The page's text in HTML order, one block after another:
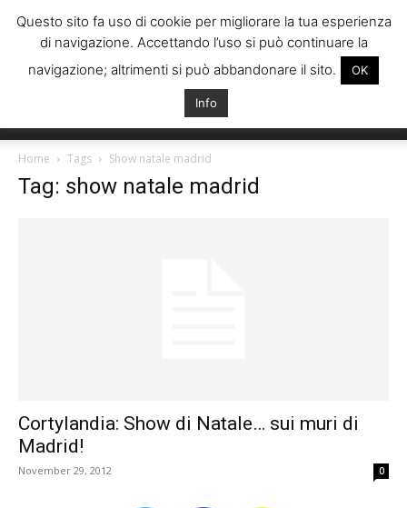
Italiani
Home Tags Show natale madrid
Tag: show natale madrid
Cortylandia: Show di Natale… sui muri di
Madrid!
November 29, 2012 0
Questo sito fa uso di cookie per migliorare la tua esperienza
di navigazione. Accettando l’uso si può continuare la
navigazione; altrimenti si può abbandonare il sito.
OK
Info